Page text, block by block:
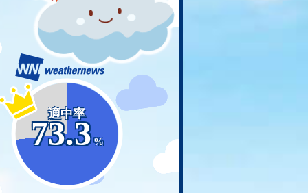
適中率
73.3
%